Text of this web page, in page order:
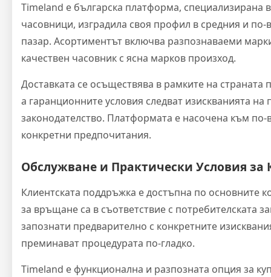
Timeland е българска платформа, специализирана
часовници, изградила своя профил в средния и
пазар. Асортиментът включва разпознаваеми
качествен часовник с ясна марков произход.
Доставката се осъществява в рамките на страната
а гаранционните условия следват изискванията
законодателство. Платформата е насочена към по-
конкретни предпочитания.
Обслужване и Практически Условия за
Клиентската поддръжка е достъпна по основните
за връщане са в съответствие с потребителската
запознати предварително с конкретните
преминават процедурата по-гладко.
Timeland е функционална и разпозната опция за